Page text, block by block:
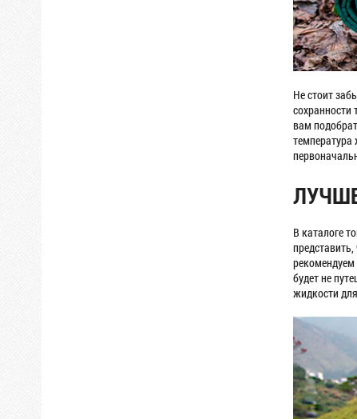
Не стоит
вам
температура
В каталоге
рекомендуем
будет не
жидкости